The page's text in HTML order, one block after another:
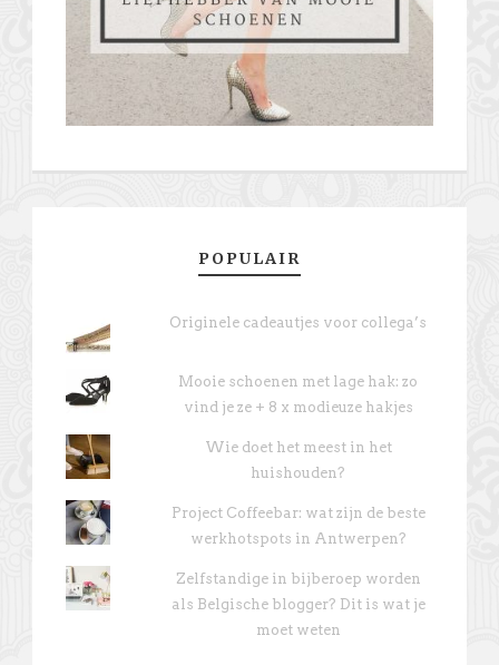
POPULAIR
Originele cadeautjes voor collega’s
Mooie schoenen met lage hak: zo
vind je ze + 8 x modieuze hakjes
Wie doet het meest in het
huishouden?
Project Coffeebar: wat zijn de beste
werkhotspots in Antwerpen?
Zelfstandige in bijberoep worden
als Belgische blogger? Dit is wat je
moet weten